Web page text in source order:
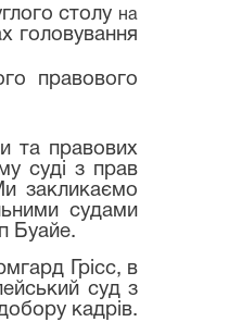
столу на
головування
правового
та правових
суді з прав
закликаємо
судами
Буайе.
Грісс, в
суд з
кадрів.